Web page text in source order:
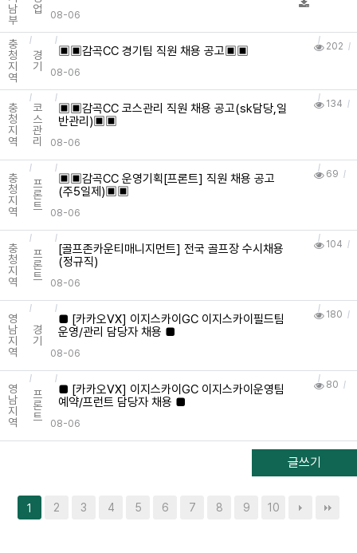
남
부
업
08-06
충
청
지
역
경
기
▣▣감곡CC 경기팀 직원 채용 공고▣▣
08-06
202
충
청
지
역
코
스
관
리
▣▣감곡CC 코스관리 직원 채용 공고(sk담당,일
반관리)▣▣
08-06
134
충
청
지
역
프
론
트
▣▣감곡CC 운영기획[프론트] 직원 채용 공고
(주5일제)▣▣
08-06
69
충
청
지
역
프
론
트
[골프존카운티매니지먼트] 전국 골프장 수시채용
(정규직)
08-06
104
영
남
지
역
경
기
■ [카카오VX] 이지스카이GC 이지스카이필드팀
운영/관리 담당자 채용 ■
08-06
180
영
남
지
역
프
론
트
■ [카카오VX] 이지스카이GC 이지스카이운영팀
예약/프런트 담당자 채용 ■
08-06
80
글쓰기
1 2 3 4 5 6 7 8 9 10